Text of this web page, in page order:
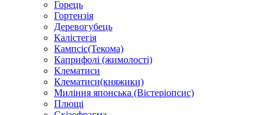
Горець
Гортензія
Деревогубець
Калістегія
Кампсіс(Текома)
Каприфолі (жимолості)
Клематиси
Клематиси(княжики)
Миління японська (Вістеріопсис)
Плющі